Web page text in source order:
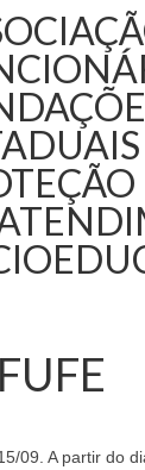
09. A partir do